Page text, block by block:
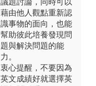
藉由他人觀點重新認
識事物的面向，也能
幫助彼此培養發現問
題與解決問題的能
力。
衷心提醒，不要因為
英文成績好就選擇英